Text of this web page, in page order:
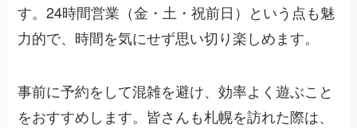
す。24時間営業（金・土・祝前日）という点も魅
力的で、時間を気にせず思い切り楽しめます。
事前に予約をして混雑を避け、効率よく遊ぶこと
をおすすめします。皆さんも札幌を訪れた際は、